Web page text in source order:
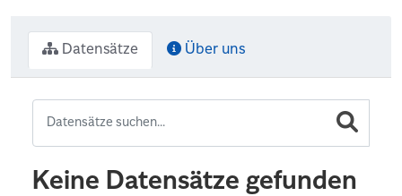
Datensätze Über uns
Keine Datensätze gefunden